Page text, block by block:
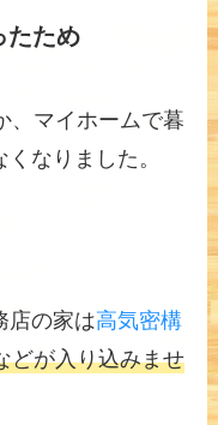
たため
、マイホームで暮
なりました。
店の家は高気密構
どが入り込みませ